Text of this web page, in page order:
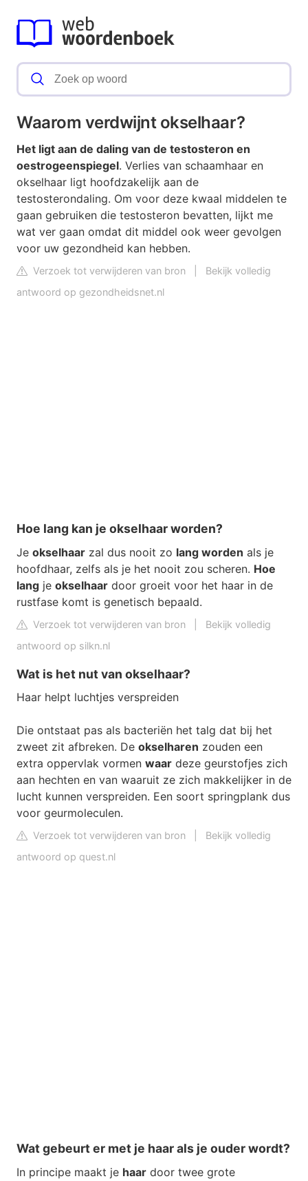
Waarom verdwijnt okselhaar?
Het ligt aan de daling van de testosteron en
oestrogeenspiegel. Verlies van schaamhaar en
okselhaar ligt hoofdzakelijk aan de
testosterondaling. Om voor deze kwaal middelen te
gaan gebruiken die testosteron bevatten, lijkt me
wat ver gaan omdat dit middel ook weer gevolgen
voor uw gezondheid kan hebben.
Verzoek tot verwijderen van bron
Bekijk volledig
antwoord op gezondheidsnet.nl
Hoe lang kan je okselhaar worden?
Je okselhaar zal dus nooit zo lang worden als je
hoofdhaar, zelfs als je het nooit zou scheren. Hoe
lang je okselhaar door groeit voor het haar in de
rustfase komt is genetisch bepaald.
Verzoek tot verwijderen van bron
Bekijk volledig
antwoord op silkn.nl
Wat is het nut van okselhaar?
Haar helpt luchtjes verspreiden
Die ontstaat pas als bacteriën het talg dat bij het
zweet zit afbreken. De okselharen zouden een
extra oppervlak vormen waar deze geurstofjes zich
aan hechten en van waaruit ze zich makkelijker in de
lucht kunnen verspreiden. Een soort springplank dus
voor geurmoleculen.
Verzoek tot verwijderen van bron
Bekijk volledig
antwoord op quest.nl
Wat gebeurt er met je haar als je ouder wordt?
In principe maakt je haar door twee grote